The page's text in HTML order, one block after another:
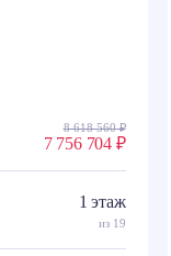
8 618 560 ₽
7 756 704 ₽
1 этаж
из 19